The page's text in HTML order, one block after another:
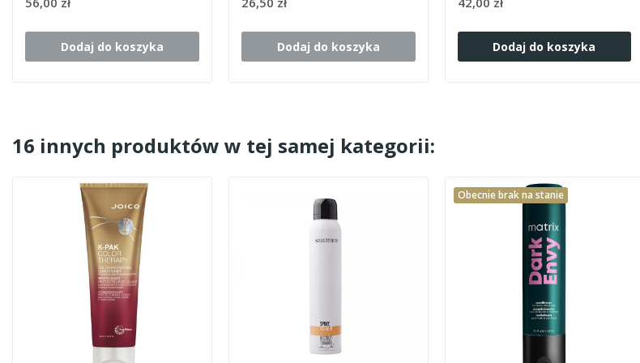
Dodaj do koszyka Dodaj do koszyka Dodaj do koszyka
16 innych produktów w tej samej kategorii:
Obecnie brak na stanie